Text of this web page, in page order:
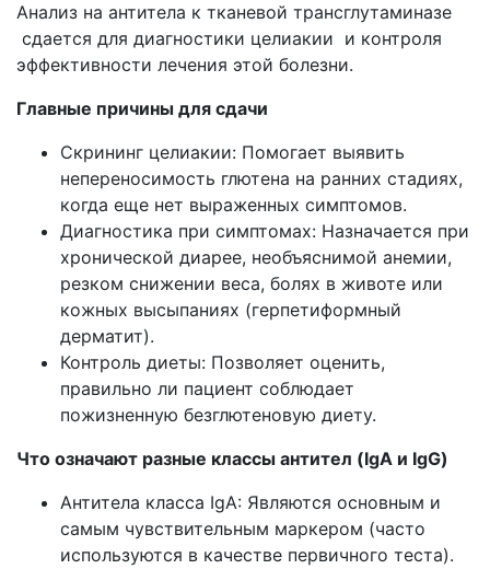
Анализ на антитела к тканевой трансглутаминазе
сдается для диагностики целиакии и контроля
эффективности лечения этой болезни.
Главные причины для сдачи
Скрининг целиакии: Помогает выявить
непереносимость глютена на ранних стадиях,
когда еще нет выраженных симптомов.
Диагностика при симптомах: Назначается при
хронической диарее, необъяснимой анемии,
резком снижении веса, болях в животе или
кожных высыпаниях (герпетиформный
дерматит).
Контроль диеты: Позволяет оценить,
правильно ли пациент соблюдает
пожизненную безглютеновую диету.
Что означают разные классы антител (IgA и IgG)
Антитела класса IgA: Являются основным и
самым чувствительным маркером (часто
используются в качестве первичного теста).